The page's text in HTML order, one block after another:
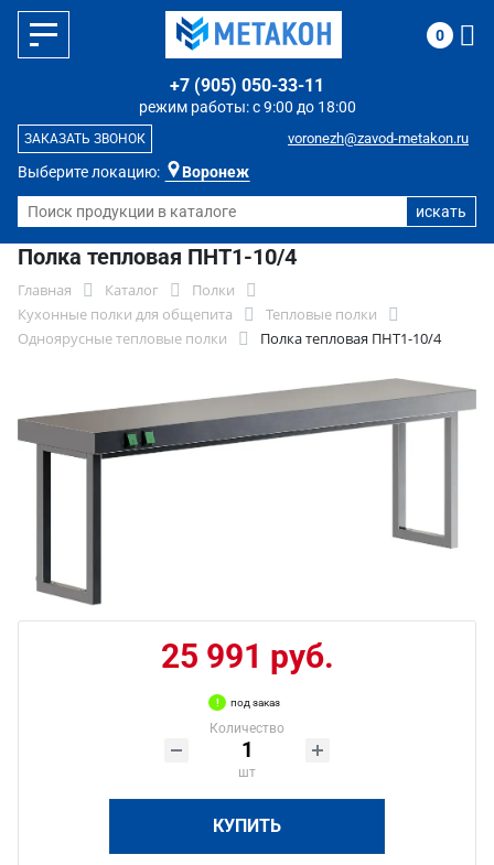
Выберите локацию: Воронеж
режим работы: с 9:00 до 18:00
+7 (905) 050-33-11
voronezh@zavod-metakon.ru
ЗАКАЗАТЬ ЗВОНОК
0
Полка тепловая ПНТ1-10/4
Главная Каталог
Полки
Кухонные полки для общепита
Тепловые полки
Одноярусные тепловые полки
Полка тепловая ПНТ1-10/4
25 991 руб.
под заказ
Количество
шт
КУПИТЬ